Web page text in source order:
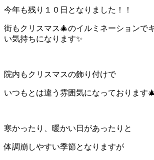
今年も残り１０日となりました！！
街もクリスマス🎄のイルミネーションで
い気持ちになります✨
院内もクリスマスの飾り付けで
いつもとは違う雰囲気になっております
寒かったり、暖かい日があったりと
体調崩しやすい季節となりますが